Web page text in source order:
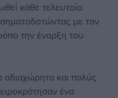
κάθε τελευταία
με τον
την έναρξη του
αδιαχώρητο και πολύς
ένα